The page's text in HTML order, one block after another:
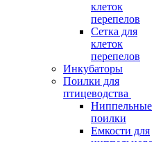
клеток
перепелов
Сетка для
клеток
перепелов
Инкубаторы
Поилки для
птицеводства
Ниппельные
поилки
Емкости для